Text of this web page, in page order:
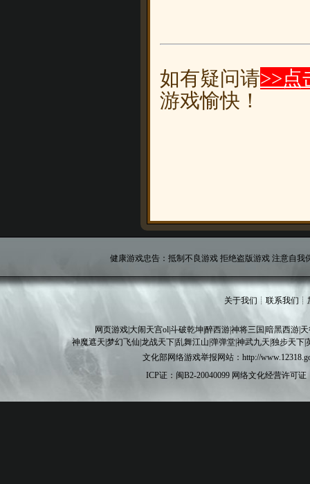
如有疑问请>>点
游戏愉快！
健康游戏忠告：抵制不良游戏 拒绝盗版游戏 注意自
关于我们 ┊ 联系我们 ┊
网页游戏 大闹天宫ol|斗破乾坤|醉西游|神将三国 |暗黑西游
神魔遮天 梦幻飞仙 龙战天下乱舞江山 弹弹堂神武九天 独步天下
文化部网络游戏举报网站：http://
ICP证：闽B2-20040099 网络文化经营许可证